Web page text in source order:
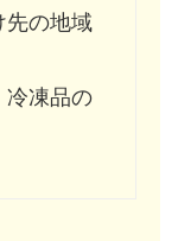
先の地域
冷凍品の